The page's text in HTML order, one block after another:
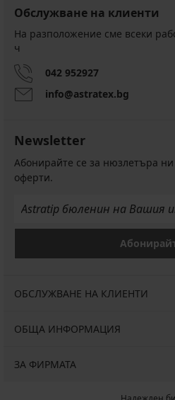
Обслужване на клиенти
На разположение сме всеки
ч
042 952927
info@astratex.bg
Newsletter
Абонирайте се за нюзлетъра
оферти.
ОБСЛУЖВАНЕ НА КЛИЕНТИ
ОБЩА ИНФОРМАЦИЯ
ЗА ФИРМАТА